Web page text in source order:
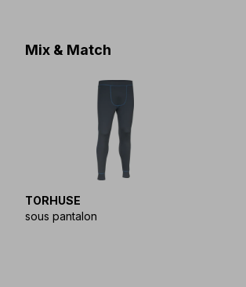
Mix & Match
TORHUSE
sous pantalon